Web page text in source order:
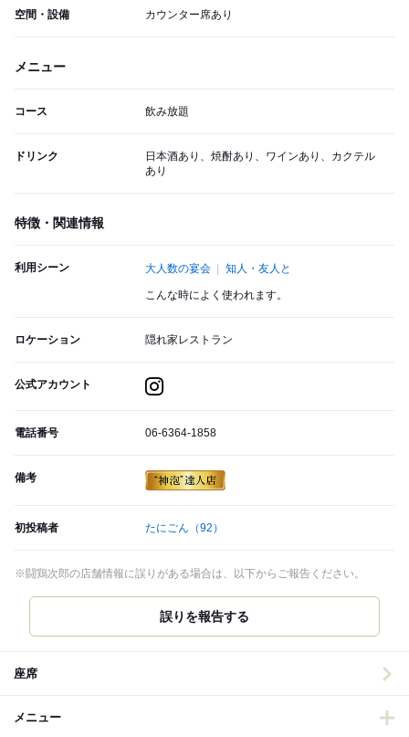
空間・設備 カウンター席あり
メニュー
コース 飲み放題
ドリンク
日本酒あり、焼酎あり、ワインあり、カクテル
あり
特徴・関連情報
利用シーン 大人数の宴会 知人・友人と
こんな時によく使われます。
ロケーション 隠れ家レストラン
公式アカウント
電話番号 06-6364-1858
備考
初投稿者 たにごん （92）
※闘鶏次郎の店舗情報に誤りがある場合は、以下からご報告ください。
誤りを報告する
座席
メニュー